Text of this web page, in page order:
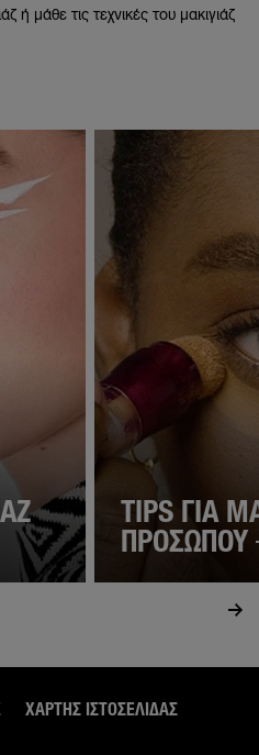
ή μάθε τις τεχνικές του μακιγιάζ
TIPS ΓΙΑ
ΠΡΟΣΩΠΟΥ
ΧΆΡΤΗΣ ΙΣΤΟΣΕΛΊΔΑΣ